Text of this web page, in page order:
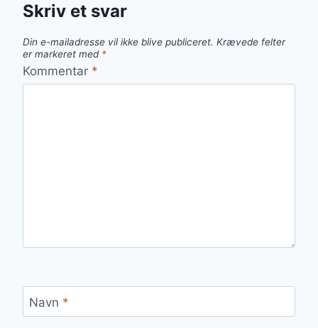
Skriv et svar
Din e-mailadresse vil ikke blive publiceret. Krævede felter
er markeret med *
Kommentar *
Navn *